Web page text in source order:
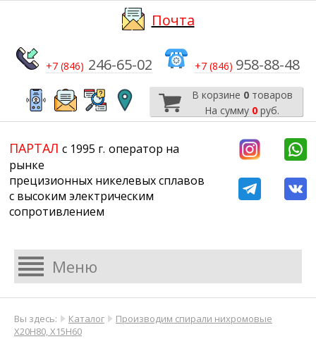
Почта
+7 (846) 246-65-02 +7 (846) 958-88-48
В корзине 0товаров
На сумму 0 руб.
ПАРТАЛ с 1995 г. ​​​​​​​оператор на
рынке
прецизионных никелевых сплавов
с высоким электрическим
сопротивлением
Вы здесь: Каталог
Производим спирали нихромовые
Х20Н80, Х15Н60